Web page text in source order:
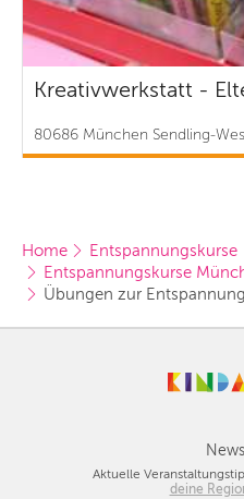
Kreativwerkstatt -
80686 München Sendling-
Home
Entspannungskurse
Entspannungskurse
Übungen zur Entspannung
Aktuelle
deineBerlin